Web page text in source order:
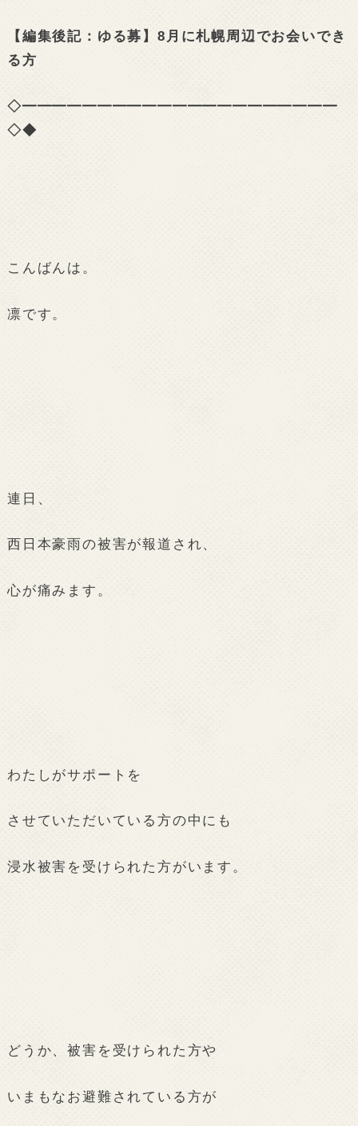
【編集後記：ゆる募】8月に札幌周辺でお会いでき
る方
◇━━━━━━━━━━━━━━━━━━━━━
◇◆
こんばんは。
凛です。
連日、
西日本豪雨の被害が報道され、
心が痛みます。
わたしがサポートを
させていただいている方の中にも
浸水被害を受けられた方がいます。
どうか、被害を受けられた方や
いまもなお避難されている方が